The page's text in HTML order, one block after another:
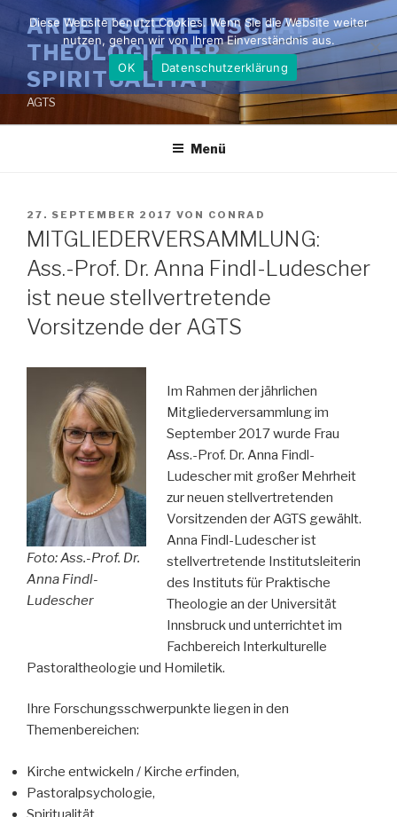
Inhalt
springen
ARBEITSGEMEINSCHAFT
THEOLOGIE DER
SPIRITUALITÄT
AGTS
Menü
VERÖFFENTLICHT
AM
27. SEPTEMBER 2017 VON CONRAD
MITGLIEDERVERSAMMLUNG:
Ass.-Prof. Dr. Anna Findl-Ludescher
ist neue stellvertretende
Vorsitzende der AGTS
Foto: Ass.-Prof. Dr.
Anna Findl-
Ludescher
Im Rahmen der jährlichen
Mitgliederversammlung im
September 2017 wurde Frau
Ass.-Prof. Dr. Anna Findl-
Ludescher mit großer Mehrheit
zur neuen stellvertretenden
Vorsitzenden der AGTS gewählt.
Anna Findl-Ludescher ist
stellvertretende Institutsleiterin
des Instituts für Praktische
Theologie an der Universität
Innsbruck und unterrichtet im
Fachbereich Interkulturelle
Pastoraltheologie und Homiletik.
Ihre Forschungsschwerpunkte liegen in den
Themenbereichen:
Kirche entwickeln / Kirche erfinden,
Pastoralpsychologie,
Diese Website benutzt Cookies. Wenn Sie die Website weiter
nutzen, gehen wir von Ihrem Einverständnis aus.
OK
Datenschutzerklärung